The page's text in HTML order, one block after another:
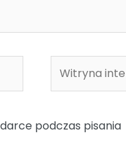
internetowa
podczas pisania